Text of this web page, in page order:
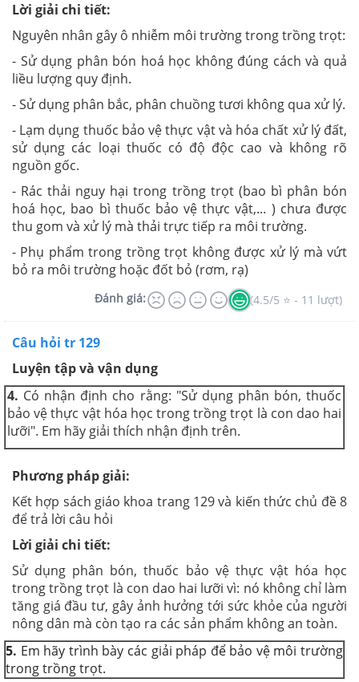
Lời giải chi tiết:
Nguyên nhân gây ô nhiễm môi trường trong trồng trọt:
- Sử dụng phân bón hoá học không đúng cách và quả
liều lượng quy định.
- Sử dụng phân bắc, phân chuồng tươi không qua xử lý.
- Lạm dụng thuốc bảo vệ thực vật và hóa chất xử lý đất,
sử dụng các loại thuốc có độ độc cao và không rõ
nguồn gốc.
- Rác thải nguy hại trong trồng trọt (bao bì phân bón
hoá học, bao bì thuốc bảo vệ thực vật,... ) chưa được
thu gom và xử lý mà thải trực tiếp ra môi trường.
- Phụ phẩm trong trồng trọt không được xử lý mà vứt
bỏ ra môi trường hoặc đốt bỏ (rơm, rạ)
Đánh giá: (4.5/5 ⭐ - 11 lượt)
Câu hỏi tr 129
Luyện tập và vận dụng
4. Có nhận định cho rằng: "Sử dụng phân bón, thuốc
bảo vệ thực vật hóa học trong trồng trọt là con dao hai
lưỡi". Em hãy giải thích nhận định trên.
Phương pháp giải:
Kết hợp sách giáo khoa trang 129 và kiến thức chủ đề 8
để trả lời câu hỏi
Lời giải chi tiết:
Sử dụng phân bón, thuốc bảo vệ thực vật hóa học
trong trồng trọt là con dao hai lưỡi vì: nó không chỉ làm
tăng giá đầu tư, gây ảnh hưởng tới sức khỏe của người
nông dân mà còn tạo ra các sản phẩm không an toàn.
5. Em hãy trình bày các giải pháp để bảo vệ môi trường
trong trồng trọt.